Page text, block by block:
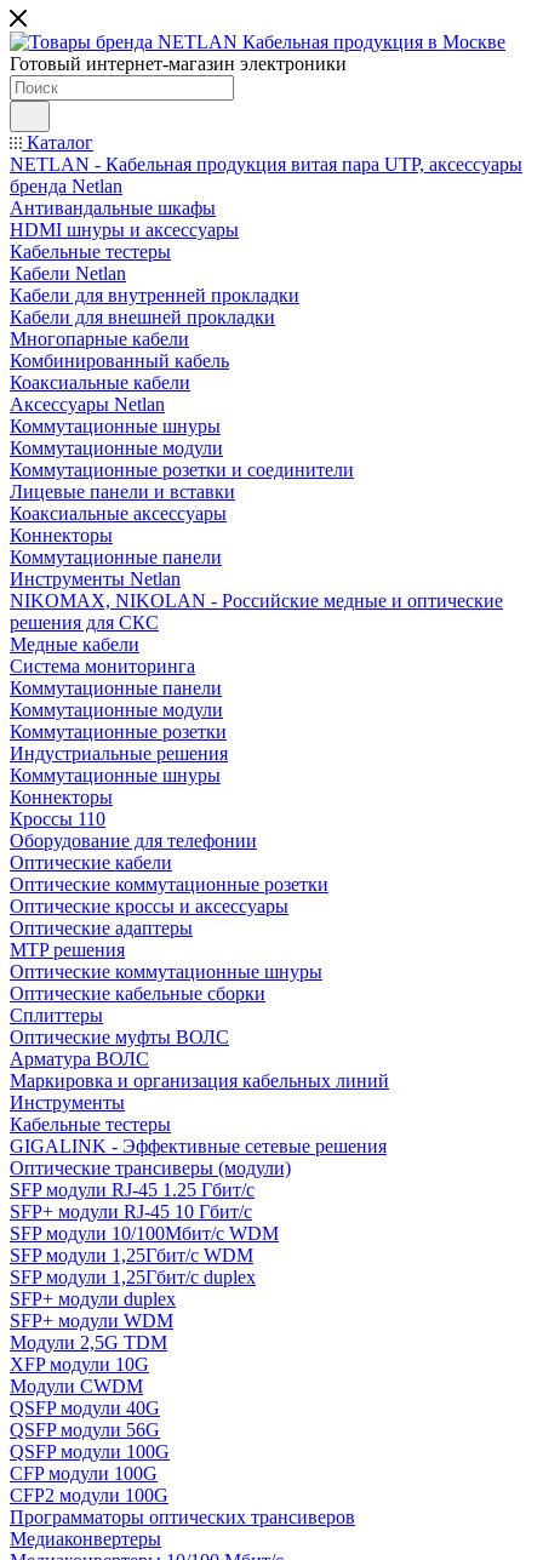
Готовый интернет-магазин электроники
Каталог
NETLAN - Кабельная продукция витая пара UTP, аксессуары
бренда Netlan
Антивандальные шкафы
HDMI шнуры и аксессуары
Кабельные тестеры
Кабели Netlan
Кабели для внутренней прокладки
Кабели для внешней прокладки
Многопарные кабели
Комбинированный кабель
Коаксиальные кабели
Аксессуары Netlan
Коммутационные шнуры
Коммутационные модули
Коммутационные розетки и соединители
Лицевые панели и вставки
Коаксиальные аксессуары
Коннекторы
Коммутационные панели
Инструменты Netlan
NIKOMAX, NIKOLAN - Российские медные и оптические
решения для СКС
Медные кабели
Система мониторинга
Коммутационные панели
Коммутационные модули
Коммутационные розетки
Индустриальные решения
Коммутационные шнуры
Коннекторы
Кроссы 110
Оборудование для телефонии
Оптические кабели
Оптические коммутационные розетки
Оптические кроссы и аксессуары
Оптические адаптеры
MTP решения
Оптические коммутационные шнуры
Оптические кабельные сборки
Сплиттеры
Оптические муфты ВОЛС
Арматура ВОЛС
Маркировка и организация кабельных линий
Инструменты
Кабельные тестеры
GIGALINK - Эффективные сетевые решения
Оптические трансиверы (модули)
SFP модули RJ-45 1.25 Гбит/c
SFP+ модули RJ-45 10 Гбит/c
SFP модули 10/100Мбит/с WDM
SFP модули 1,25Гбит/с WDM
SFP модули 1,25Гбит/с duplex
SFP+ модули duplex
SFP+ модули WDM
Модули 2,5G TDM
XFP модули 10G
Модули CWDM
QSFP модули 40G
QSFP модули 56G
QSFP модули 100G
CFP модули 100G
CFP2 модули 100G
Программаторы оптических трансиверов
Медиаконвертеры